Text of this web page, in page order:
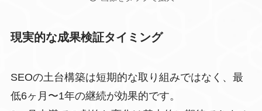
現実的な成果検証タイミング
SEOの土台構築は短期的な取り組みではなく、最
低6ヶ月〜1年の継続が効果的です。